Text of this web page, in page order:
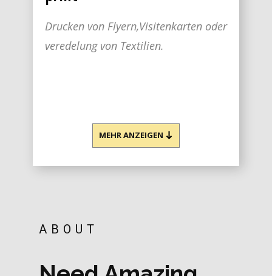
Drucken von Flyern,Visitenkarten oder
veredelung von Textilien.
MEHR ANZEIGEN
ABOUT